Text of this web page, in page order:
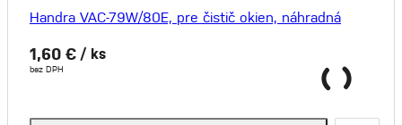
Handra VAC-79W/80E, pre čistič okien, náhradná
1,60 € / ks
bez DPH